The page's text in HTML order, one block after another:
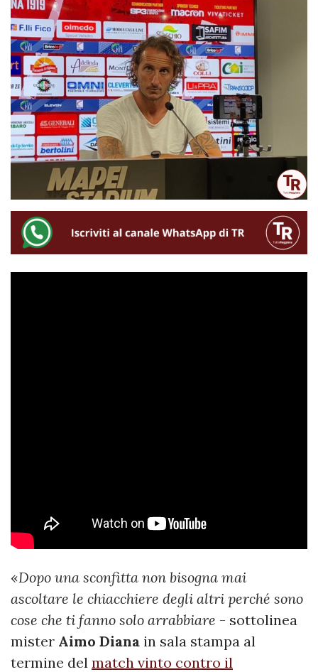
«Dopo una sconfitta non bisogna mai
ascoltare le chiacchiere degli altri perché sono
cose che ti fanno solo arrabbiare - sottolinea
mister Aimo Diana in sala stampa al
termine del match vinto contro il